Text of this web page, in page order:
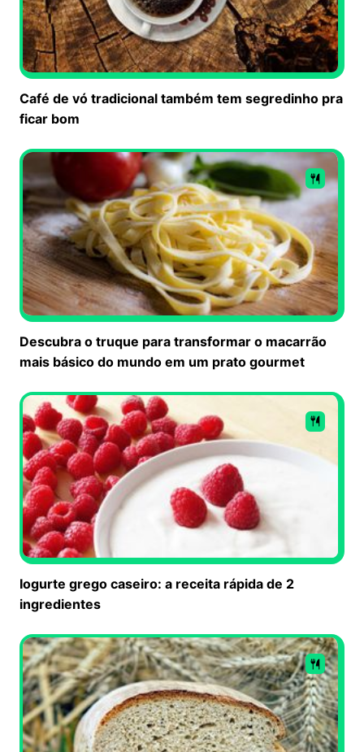
Café de vó tradicional também tem segredinho pra
ficar bom
Descubra o truque para transformar o macarrão
mais básico do mundo em um prato gourmet
Iogurte grego caseiro: a receita rápida de 2
ingredientes